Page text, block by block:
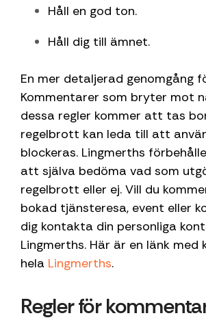
dygnet runt
från
branschens
kunnigaste
reserådgivare.
Med
Lingmerths
reser du
aldrig
ensam.
mer
Aktuellt
Huvudkontor
Samarbeten
Hållbarhetsrapport
hållbarhet
Checklista
mötes- och
resepolicy
Håll en god ton.
Håll dig till ämnet.
En mer detaljerad genomgång
Kommentarer som bryter mot
dessa regler kommer att tas
regelbrott kan leda till att
blockeras. Lingmerths
att själva bedöma vad som
regelbrott eller ej. Vill du
bokad tjänsteresa, event eller
dig kontakta din personliga
Lingmerths. Här är en länk
hela Lingmerths.
Regler för